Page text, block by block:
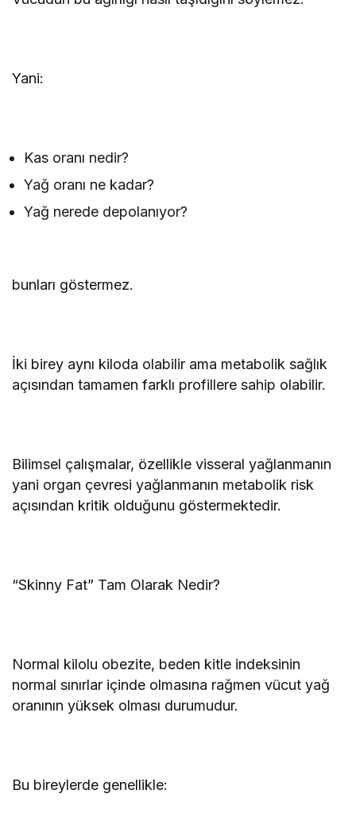
Yani:
Kas oranı nedir?
Yağ oranı ne kadar?
Yağ nerede depolanıyor?
bunları göstermez.
İki birey aynı kiloda olabilir ama metabolik sağlık
açısından tamamen farklı profillere sahip olabilir.
Bilimsel çalışmalar, özellikle visseral yağlanmanın
yani organ çevresi yağlanmanın metabolik risk
açısından kritik olduğunu göstermektedir.
“Skinny Fat” Tam Olarak Nedir?
Normal kilolu obezite, beden kitle indeksinin
normal sınırlar içinde olmasına rağmen vücut yağ
oranının yüksek olması durumudur.
Bu bireylerde genellikle: